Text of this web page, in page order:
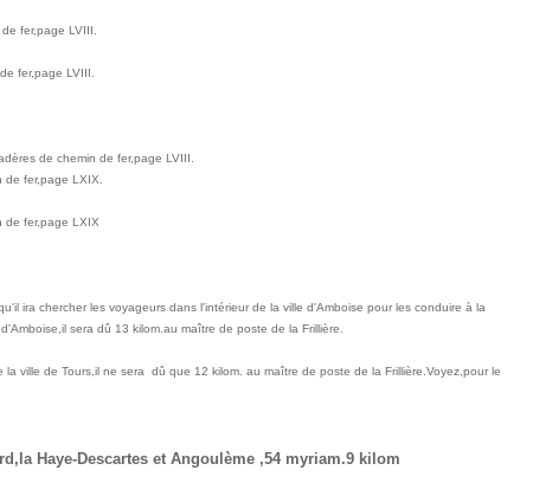
fer,page LVIII.
fer,page LVIII.
de chemin de fer,page LVIII.
fer,page LXIX.
fer,page LXIX
ira chercher les voyageurs dans l'intérieur de la ville d'Amboise pour les conduire à la
sera dû 13 kilom.au maître de poste de la Frillière.
ville de Tours,il ne sera dû que 12 kilom. au maître de poste de la Frillière.Voyez,pour le
Haye-Descartes et Angoulème ,54 myriam.9 kilom